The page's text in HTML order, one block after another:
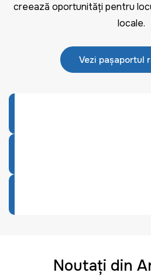
creează oportunități pentru
locale.
Vezi pașaportul
Noutați din